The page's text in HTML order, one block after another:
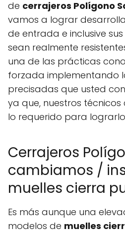
de cerrajeros Polígono
vamos a lograr
de entrada e inclusive
sean realmente
una de las prácticas
forzada implementando
precisadas que usted
ya que, nuestros
lo requerido para
Cerrajeros
cambiamos /
muelles cierra
Es más aunque una
modelos de muelles